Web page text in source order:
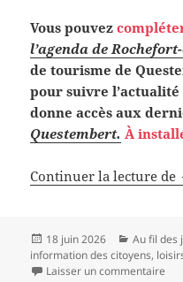
Vous pouvez
l’agenda de
de tourisme de
pour suivre
donne accès aux
Questembert. À
Continuer la lecture de
Publié
le
18 juin 2026 Au fil des
information des citoyens,
Laisser un commentaire